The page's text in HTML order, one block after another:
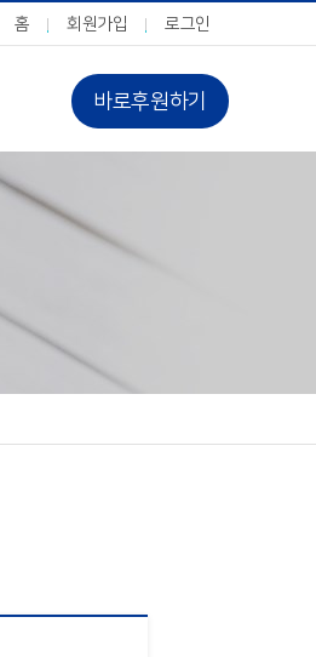
홈 회원가입 로그인
바로후원하기